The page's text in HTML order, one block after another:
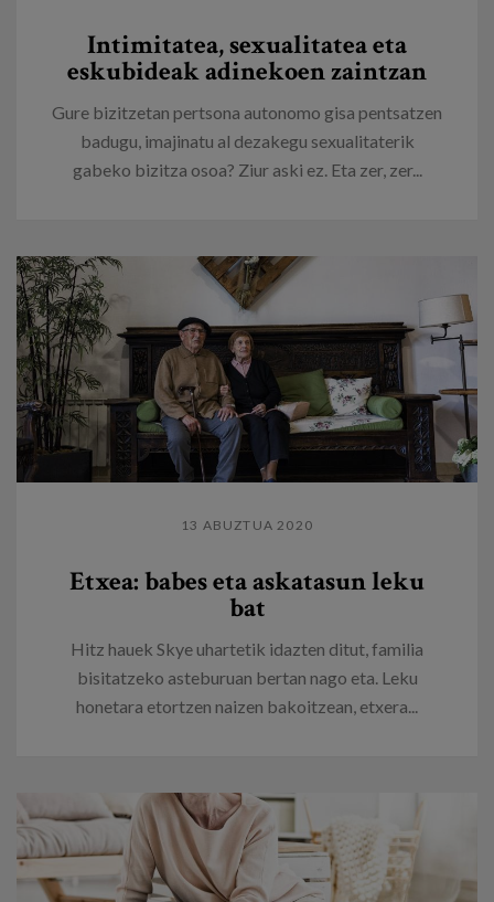
Salaketa-kanalaIntimitatea, sexualitatea eta
eskubideak adinekoen zaintzan
Gure bizitzetan pertsona autonomo gisa pentsatzen
badugu, imajinatu al dezakegu sexualitaterik
gabeko bizitza osoa? Ziur aski ez. Eta zer, zer...
13 ABUZTUA 2020
Etxea: babes eta askatasun leku
bat
Hitz hauek Skye uhartetik idazten ditut, familia
bisitatzeko asteburuan bertan nago eta. Leku
honetara etortzen naizen bakoitzean, etxera...